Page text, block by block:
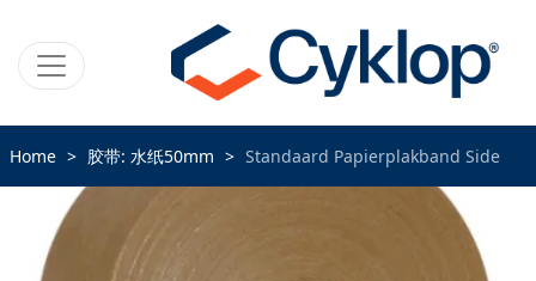
Home 胶带: 水纸50mm Standaard Papierplakband Side